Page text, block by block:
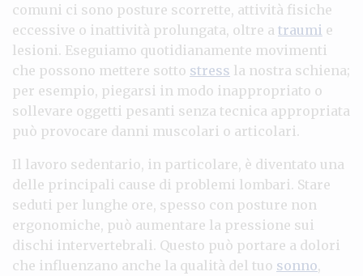
comuni ci sono posture scorrette, attività fisiche
eccessive o inattività prolungata, oltre a traumi e
lesioni. Eseguiamo quotidianamente movimenti
che possono mettere sotto stress la nostra schiena;
per esempio, piegarsi in modo inappropriato o
sollevare oggetti pesanti senza tecnica appropriata
può provocare danni muscolari o articolari.
Il lavoro sedentario, in particolare, è diventato una
delle principali cause di problemi lombari. Stare
seduti per lunghe ore, spesso con posture non
ergonomiche, può aumentare la pressione sui
dischi intervertebrali. Questo può portare a dolori
che influenzano anche la qualità del tuo sonno,